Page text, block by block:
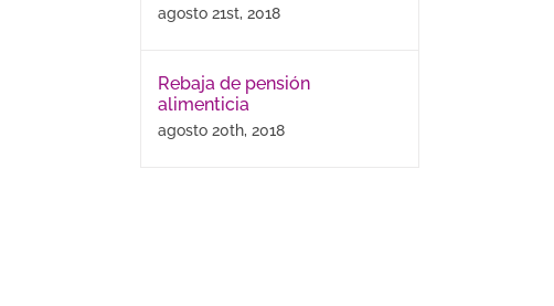
agosto 21st, 2018
Rebaja de pensión
alimenticia
agosto 20th, 2018